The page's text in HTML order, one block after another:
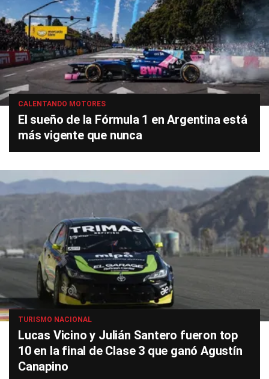
CALENTANDO MOTORES
El sueño de la Fórmula 1 en Argentina está
más vigente que nunca
TURISMO NACIONAL
Lucas Vicino y Julián Santero fueron top
10 en la final de Clase 3 que ganó Agustín
Canapino